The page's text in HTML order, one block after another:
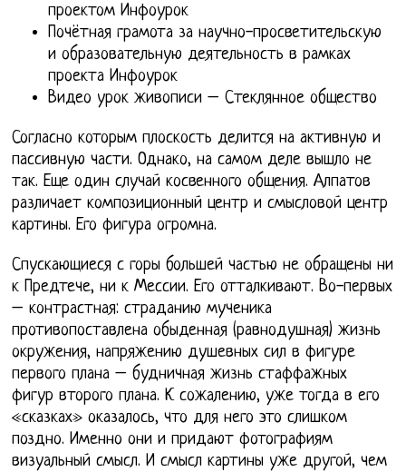
проектом Инфоурок
Почётная грамота за научно-просветительскую
и образовательную деятельность в рамках
проекта Инфоурок
Видео урок живописи – Стеклянное общество
Согласно которым плоскость делится на активную и
пассивную части. Однако, на самом деле вышло не
так. Еще один случай косвенного общения. Алпатов
различает композиционный центр и смысловой центр
картины. Его фигура огромна.
Спускающиеся с горы большей частью не обращены ни
к Предтече, ни к Мессии. Его отталкивают. Во-первых
– контрастная: страданию мученика
противопоставлена обыденная (равнодушная) жизнь
окружения, напряжению душевных сил в фигуре
первого плана – будничная жизнь стаффажных
фигур второго плана. К сожалению, уже тогда в его
«сказках» оказалось, что для него это слишком
поздно. Именно они и придают фотографиям
визуальный смысл. И смысл картины уже другой, чем